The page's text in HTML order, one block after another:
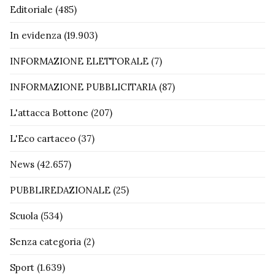
Editoriale (485)
In evidenza (19.903)
INFORMAZIONE ELETTORALE (7)
INFORMAZIONE PUBBLICITARIA(87)
L'attacca Bottone (207)
L'Eco cartaceo (37)
News (42.657)
PUBBLIREDAZIONALE (25)
Scuola (534)
Senza categoria (2)
Sport (1.639)